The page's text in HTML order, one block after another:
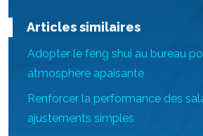
Articles similaires
Adopter le feng shui au bureau
atmosphère apaisante
Renforcer la performance des
ajustements simples